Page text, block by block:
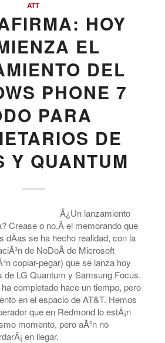
ATT
HOY
EL
DEL
PHONE 7
PARA
DE
Y QUANTUM
Â¿Un lanzamiento
Crease o no,Â el memorando que
dÃ­as se ha hecho realidad, con la
de NoDoÂ de Microsoft
copiar-pegar) que se lanza hoy
de LG Quantum y Samsung Focus.
completado hace un tiempo, pero
en el espacio de AT&T. Hemos
que en Redmond lo estÃ¡n
momento, pero aÃºn no
en llegar.